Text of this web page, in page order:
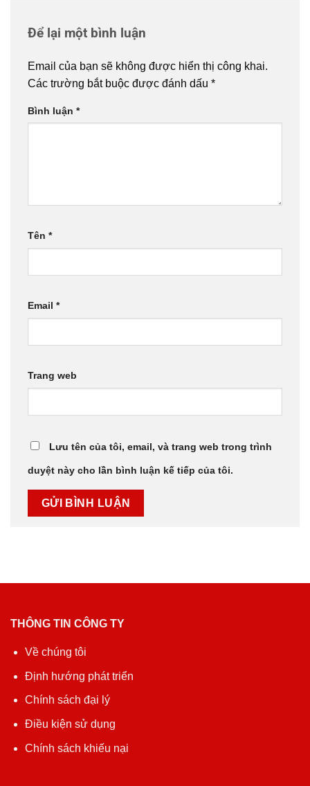
Để lại một bình luận
Email của bạn sẽ không được hiển thị công khai.
Các trường bắt buộc được đánh dấu *
Bình luận *
Tên *
Email *
Trang web
Lưu tên của tôi, email, và trang web trong trình
duyệt này cho lần bình luận kế tiếp của tôi.
THÔNG TIN CÔNG TY
Về chúng tôi
Định hướng phát triển
Chính sách đại lý
Điều kiện sử dụng
Chính sách khiếu nại